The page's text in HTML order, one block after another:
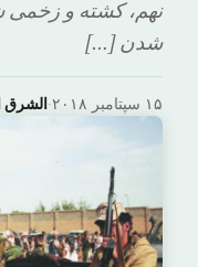
نهم، کشته و زخمی
شدن […]
الشرق· ۱۵ سپتامبر ۲۰۱۸